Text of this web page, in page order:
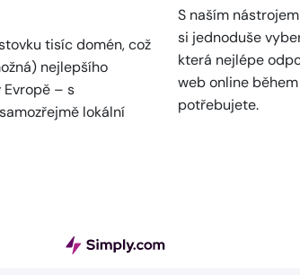
tisíc domén, což
nejlepšího
– s
lokální
S naším
si jednoduše
která nejlépe
web online
potřebujete.